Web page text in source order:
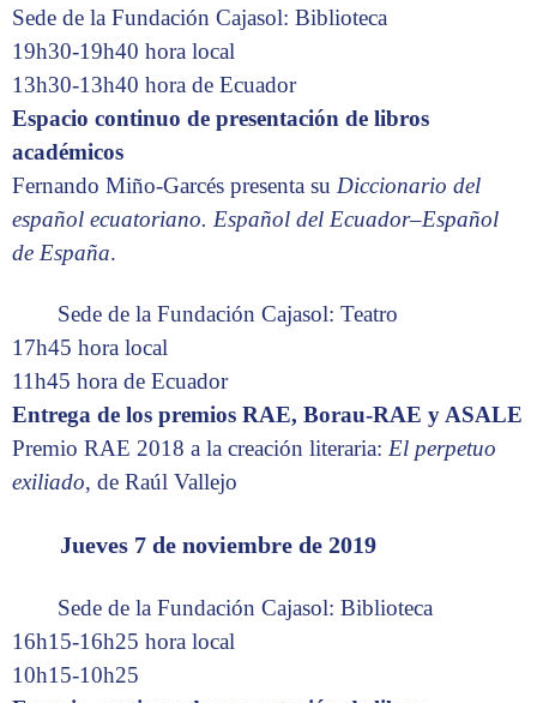
Sede de la Fundación Cajasol: Biblioteca
19h30-19h40 hora local
13h30-13h40 hora de Ecuador
Espacio continuo de presentación de libros
académicos
Fernando Miño-Garcés presenta su Diccionario del
español ecuatoriano. Español del Ecuador–Español
de España.
Sede de la Fundación Cajasol: Teatro
17h45 hora local
11h45 hora de Ecuador
Entrega de los premios RAE, Borau-RAE y ASALE
Premio RAE 2018 a la creación literaria: El perpetuo
exiliado, de Raúl Vallejo
Jueves 7 de noviembre de 2019
Sede de la Fundación Cajasol: Biblioteca
16h15-16h25 hora local
10h15-10h25